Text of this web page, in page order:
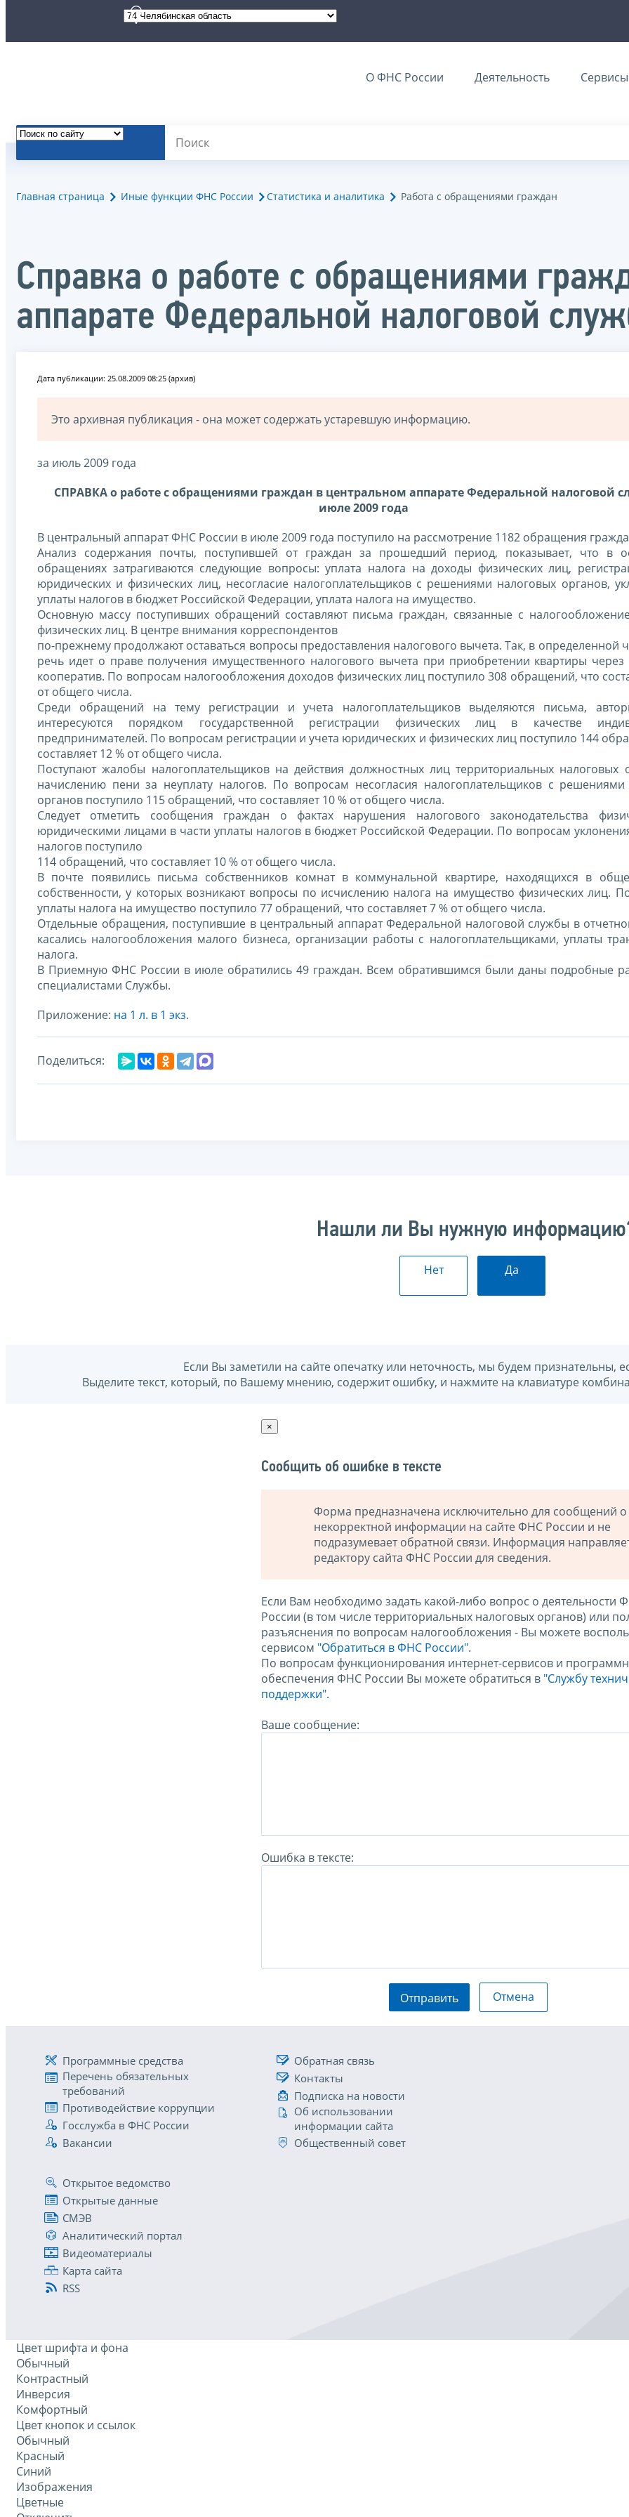
О ФНС России Деятельность Сервисы
Главная страница Иные функции ФНС России Статистика и аналитика Работа с обращениями граждан
Справка о работе с обращениями
аппарате Федеральной налоговой
Дата публикации: 25.08.2009 08:25 (архив)
Это архивная публикация - она может содержать устаревшую информацию.
за июль 2009 года
СПРАВКА о работе с обращениями граждан в центральном аппарате Федеральной налоговой
июле 2009 года
В центральный аппарат ФНС России в июле 2009 года поступило на рассмотрение 1182 обращения
Анализ содержания почты, поступившей от граждан за прошедший период, показывает, что в
обращениях затрагиваются следующие вопросы: уплата налога на доходы физических лиц,
юридических и физических лиц, несогласие налогоплательщиков с решениями налоговых органов,
уплаты налогов в бюджет Российской Федерации, уплата налога на имущество.
Основную массу поступивших обращений составляют письма граждан, связанные с
физических лиц. В центре внимания корреспондентов
по-прежнему продолжают оставаться вопросы предоставления налогового вычета. Так, в определенной
речь идет о праве получения имущественного налогового вычета при приобретении квартиры
кооператив. По вопросам налогообложения доходов физических лиц поступило 308 обращений, что
от общего числа.
Среди обращений на тему регистрации и учета налогоплательщиков выделяются письма,
интересуются порядком государственной регистрации физических лиц в качестве
предпринимателей. По вопросам регистрации и учета юридических и физических лиц поступило 144
составляет 12 % от общего числа.
Поступают жалобы налогоплательщиков на действия должностных лиц территориальных налоговых
начислению пени за неуплату налогов. По вопросам несогласия налогоплательщиков с решениями
органов поступило 115 обращений, что составляет 10 % от общего числа.
Следует отметить сообщения граждан о фактах нарушения налогового законодательства
юридическими лицами в части уплаты налогов в бюджет Российской Федерации. По вопросам
налогов поступило
114 обращений, что составляет 10 % от общего числа.
В почте появились письма собственников комнат в коммунальной квартире, находящихся в
собственности, у которых возникают вопросы по исчислению налога на имущество физических лиц.
уплаты налога на имущество поступило 77 обращений, что составляет 7 % от общего числа.
Отдельные обращения, поступившие в центральный аппарат Федеральной налоговой службы в
касались налогообложения малого бизнеса, организации работы с налогоплательщиками, уплаты
налога.
В Приемную ФНС России в июле обратились 49 граждан. Всем обратившимся были даны подробные
специалистами Службы.
Приложение: на 1 л. в 1 экз.
Поделиться:
Нашли ли Вы нужную
Нет Да
Если Вы заметили на сайте опечатку или неточность, мы будем признательны,
Выделите текст, который, по Вашему мнению, содержит ошибку, и нажмите на клавиатуре
×
Сообщить об ошибке в тексте
Форма предназначена исключительно для сообщений о
некорректной информации на сайте ФНС России и не
подразумевает обратной связи. Информация
редактору сайта ФНС России для сведения.
Если Вам необходимо задать какой-либо вопрос о деятельности
России (в том числе территориальных налоговых органов) или
разъяснения по вопросам налогообложения - Вы можете
сервисом "Обратиться в ФНС России".
По вопросам функционирования интернет-сервисов и
обеспечения ФНС России Вы можете обратиться в "Службу
поддержки".
Ваше сообщение:
Ошибка в тексте:
Отправить Отмена
Программные средства
Перечень обязательных
требований
Противодействие коррупции
Госслужба в ФНС России
Вакансии
Обратная связь
Контакты
Подписка на новости
Об использовании
информации сайта
Общественный совет
Открытое ведомство
Открытые данные
СМЭВ
Аналитический портал
Видеоматериалы
Карта сайта
RSS
Цвет шрифта и фона
Обычный
Контрастный
Инверсия
Комфортный
Цвет кнопок и ссылок
Обычный
Красный
Синий
Изображения
Цветные